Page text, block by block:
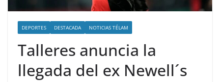
DEPORTES DESTACADA NOTICIAS TÉLAM
Talleres anuncia la
llegada del ex Newell´s